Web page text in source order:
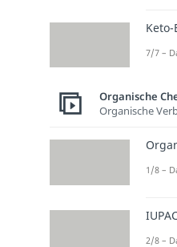
7/7 –
Organische
Organische
1/8 –
2/8 –